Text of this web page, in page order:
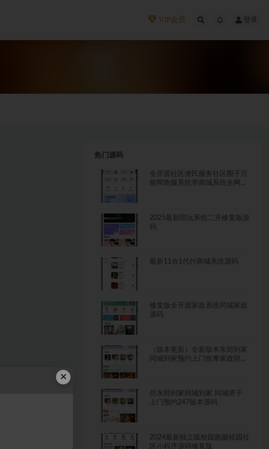
VIP会员 登录
热门源码
全开源社区便民服务社区圈子万
能帮跑腿系统带商城系统全网首
2025最新陪玩系统二开修复版源
码
最新11合1代付商城系统源码
修复版全开源家政系统同城家政
源码
（版本更新）全新版本东郊到家
同城到家预约上门按摩家政陪玩
仿东郊到家同城到家 同城搭子
上门预约247版本源码
2024最新独立版校园跑腿校园社
区小程序源码修复版
×